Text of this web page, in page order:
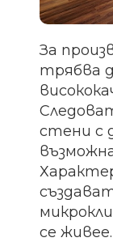
За
трябва
стени с
се живее.